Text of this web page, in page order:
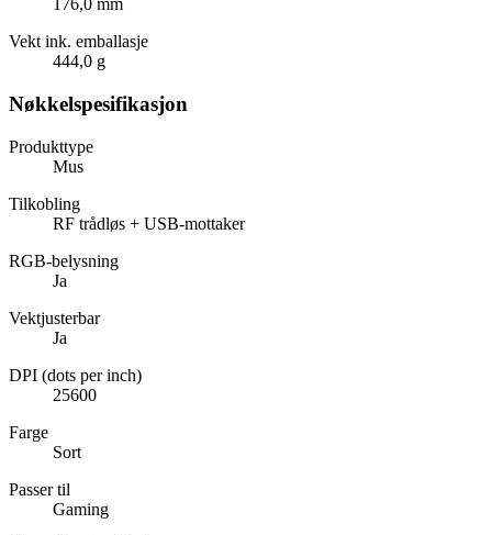
176,0 mm
Vekt ink. emballasje
444,0 g
Nøkkelspesifikasjon
Produkttype
Mus
Tilkobling
RF trådløs + USB-mottaker
RGB-belysning
Ja
Vektjusterbar
Ja
DPI (dots per inch)
25600
Farge
Sort
Passer til
Gaming